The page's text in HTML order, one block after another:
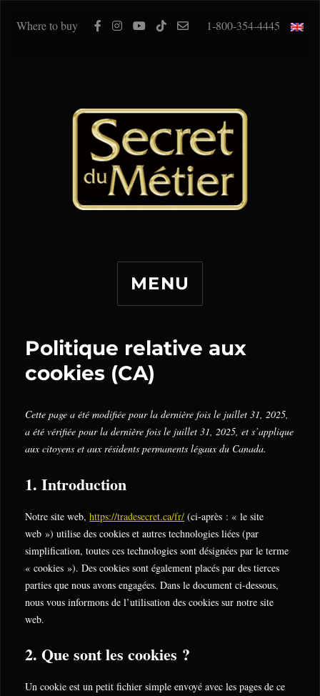
Where to buy 1-800-354-4445
MENU
Politique relative aux
cookies (CA)
Cette page a été modifiée pour la dernière fois le juillet 31, 2025,
a été vérifiée pour la dernière fois le juillet 31, 2025, et s’applique
aux citoyens et aux résidents permanents légaux du Canada.
1. Introduction
Notre site web,https://tradesecret.ca/fr/ (ci-après : « le site
web ») utilise des cookies et autres technologies liées (par
simplification, toutes ces technologies sont désignées par le terme
« cookies »). Des cookies sont également placés par des tierces
parties que nous avons engagées. Dans le document ci-dessous,
nous vous informons de l’utilisation des cookies sur notre site
web.
2. Que sont les cookies ?
Un cookie est un petit fichier simple envoyé avec les pages de ce